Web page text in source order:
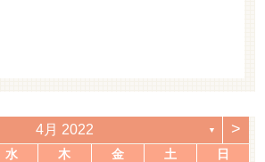
4月 2022 ▼ >
水 木 金 土 日